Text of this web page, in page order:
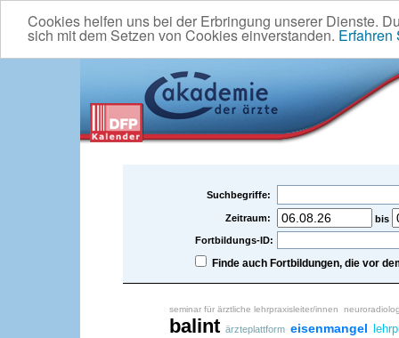
Cookies helfen uns bei der Erbringung unserer Dienste.
sich mit dem Setzen von Cookies einverstanden. Erfahren
Suchbegriffe:
Zeitraum:
bis
Fortbildungs-ID:
Finde auch Fortbildungen, die vor
seminar für ärztliche lehrpraxisleiter/innen
balint ärzteplattform eisenmangel